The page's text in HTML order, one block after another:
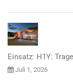
Einsatz: H1Y:
Juli 1, 2026